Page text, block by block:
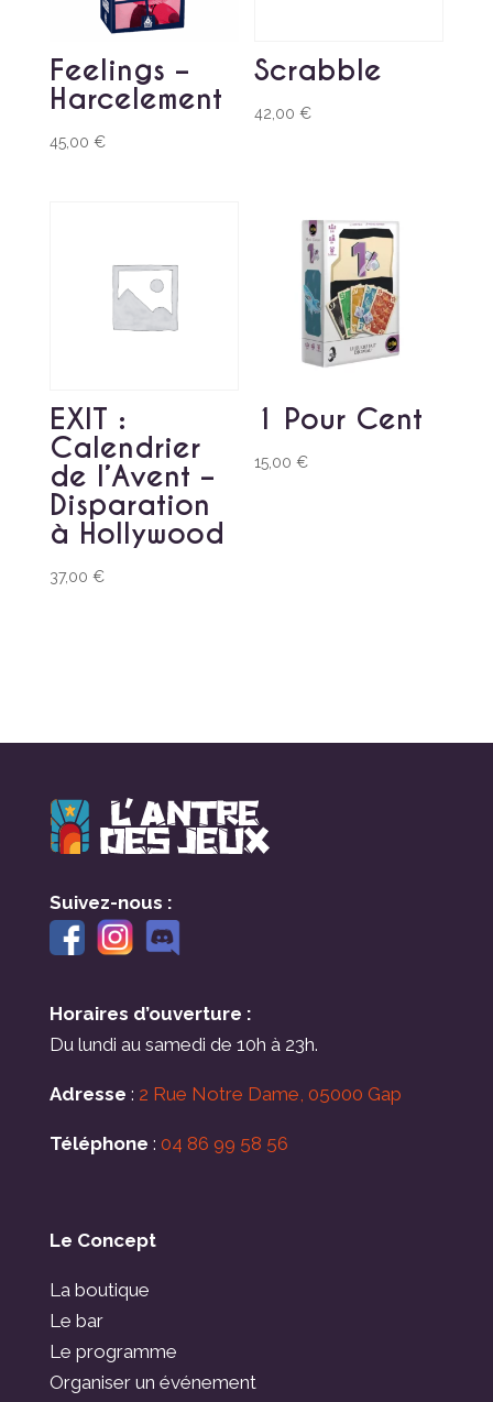
Feelings –
Harcelement
45,00 €
Scrabble
42,00€
EXIT :
Calendrier
de l’Avent –
Disparation
à Hollywood
37,00 €
1 Pour Cent
15,00€
Suivez-nous :
Horaires d’ouverture :
Du lundi au samedi de 10h à 23h.
Adresse : 2 Rue Notre Dame, 05000 Gap
Téléphone : 04 86 99 58 56
Le Concept
La boutique
Le bar
Le programme
Organiser un événement